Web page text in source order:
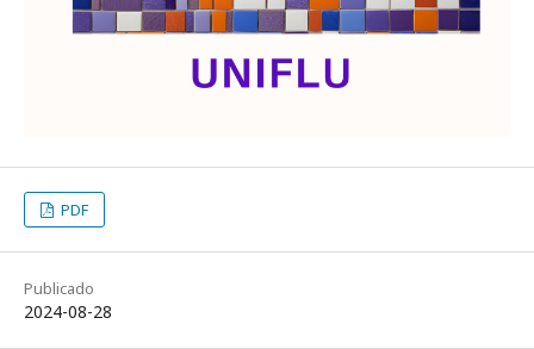
PDF
Publicado
2024-08-28